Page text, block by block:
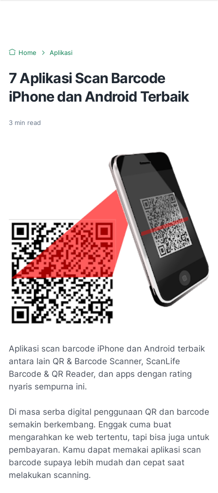
Home Aplikasi
7 Aplikasi Scan Barcode
iPhone dan Android Terbaik
3 min read
Aplikasi scan barcode iPhone dan Android terbaik
antara lain QR & Barcode Scanner, ScanLife
Barcode & QR Reader, dan apps dengan rating
nyaris sempurna ini.
Di masa serba digital penggunaan QR dan barcode
semakin berkembang. Enggak cuma buat
mengarahkan ke web tertentu, tapi bisa juga untuk
pembayaran. Kamu dapat memakai aplikasi scan
barcode supaya lebih mudah dan cepat saat
melakukan scanning.